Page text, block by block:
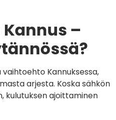
–
vaihtoehto Kannuksessa,
arjesta. Koska sähkön
kulutuksen ajoittaminen